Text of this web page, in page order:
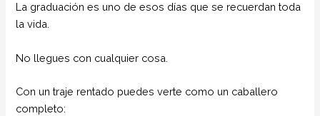
La graduación es uno de esos días que se recuerdan toda
la vida.
No llegues con cualquier cosa.
Con un traje rentado puedes verte como un caballero
completo: